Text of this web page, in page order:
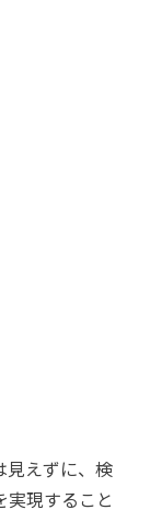
見えずに、検
現すること